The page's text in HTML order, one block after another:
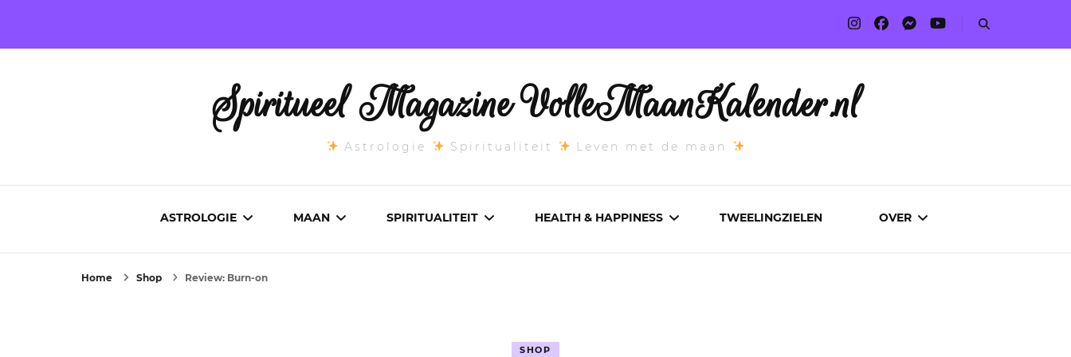
Spiritueel Magazine VolleMaanKalender.nl
Astrologie Spiritualiteit Leven met de maan
ASTROLOGIE MAAN SPIRITUALITEIT HEALTH & HAPPINESS TWEELINGZIELEN OVER
Home Shop Review: Burn-on
SHOP